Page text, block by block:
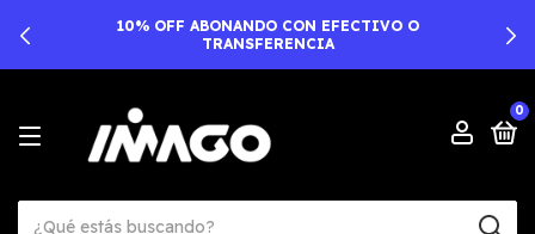
10% OFF ABONANDO CON EFECTIVO O
TRANSFERENCIA
0